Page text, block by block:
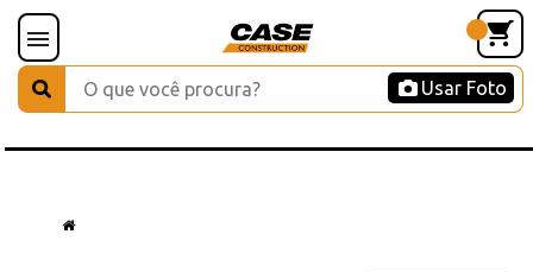
Usar Foto